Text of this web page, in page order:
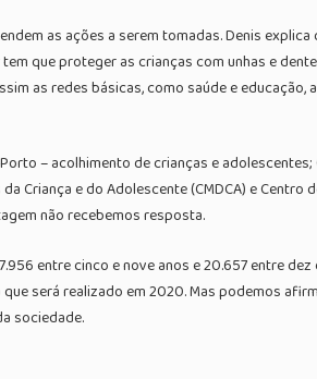
as ações a serem tomadas. Denis
que proteger as crianças com unhas e
as redes básicas, como saúde e educação,
– acolhimento de crianças e adolescentes;
Criança e do Adolescente (CMDCA) e Centro
não recebemos resposta.
entre cinco e nove anos e 20.657 entre
será realizado em 2020. Mas podemos
sociedade.